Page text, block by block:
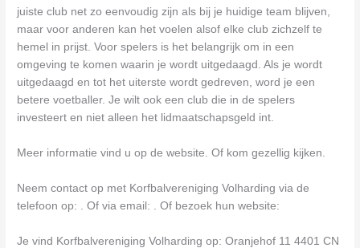
juiste club net zo eenvoudig zijn als bij je huidige team blijven,
maar voor anderen kan het voelen alsof elke club zichzelf te
hemel in prijst. Voor spelers is het belangrijk om in een
omgeving te komen waarin je wordt uitgedaagd. Als je wordt
uitgedaagd en tot het uiterste wordt gedreven, word je een
betere voetballer. Je wilt ook een club die in de spelers
investeert en niet alleen het lidmaatschapsgeld int.
Meer informatie vind u op de website. Of kom gezellig kijken.
Neem contact op met Korfbalvereniging Volharding via de
telefoon op: . Of via email:
. Of bezoek hun website:
Je vind Korfbalvereniging Volharding op: Oranjehof 11 4401 CN